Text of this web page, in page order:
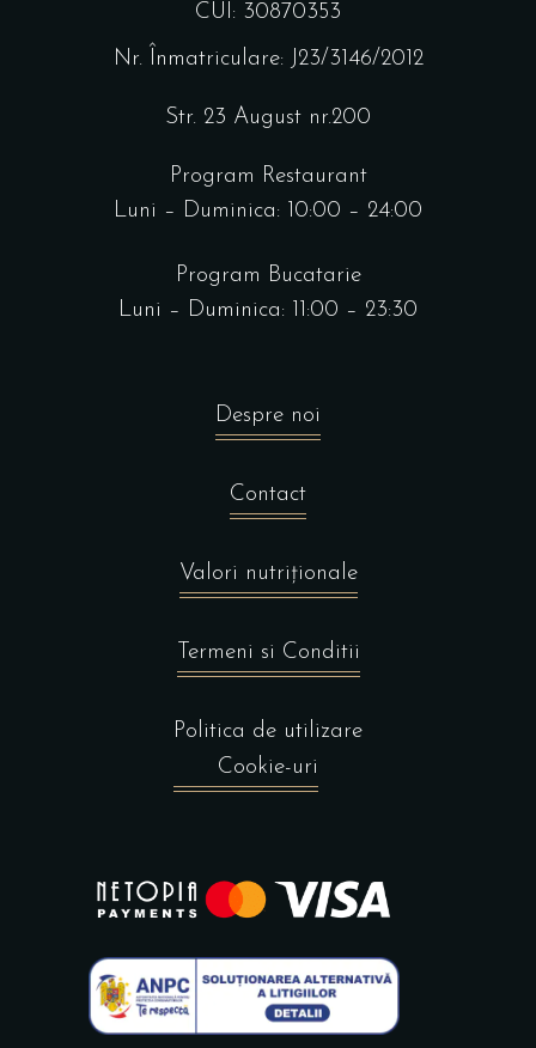
CUI: 30870353
Nr. Înmatriculare: J23/3146/2012
Str. 23 August nr.200
Program Restaurant
Luni – Duminica: 10:00 – 24:00
Program Bucatarie
Luni – Duminica: 11:00 – 23:30
Despre noi
Contact
Valori nutriționale
Termeni si Conditii
Politica de utilizare
Cookie-uri